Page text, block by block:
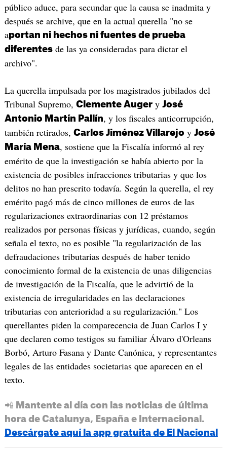
público aduce, para secundar que la causa se inadmita y
después se archive, que en la actual querella "no se
aportan ni hechos ni fuentes de prueba
diferentesde las ya consideradas para dictar el
archivo".
La querella impulsada por los magistrados jubilados del
Tribunal Supremo, Clemente Augery José
Antonio Martín Pallín, y los fiscales anticorrupción,
también retirados, Carlos Jiménez Villarejo y José
María Mena, sostiene que la Fiscalía informó al rey
emérito de que la investigación se había abierto por la
existencia de posibles infracciones tributarias y que los
delitos no han prescrito todavía. Según la querella, el rey
emérito pagó más de cinco millones de euros de las
regularizaciones extraordinarias con 12 préstamos
realizados por personas físicas y jurídicas, cuando, según
señala el texto, no es posible "la regularización de las
defraudaciones tributarias después de haber tenido
conocimiento formal de la existencia de unas diligencias
de investigación de la Fiscalía, que le advirtió de la
existencia de irregularidades en las declaraciones
tributarias con anterioridad a su regularización." Los
querellantes piden la comparecencia de Juan Carlos I y
que declaren como testigos su familiar Álvaro d'Orleans
Borbó, Arturo Fasana y Dante Canónica, y representantes
legales de las entidades societarias que aparecen en el
texto.
📲 Mantente al día con las noticias de última
hora de Catalunya, España e Internacional.
Descárgate aquí la app gratuita de El Nacional